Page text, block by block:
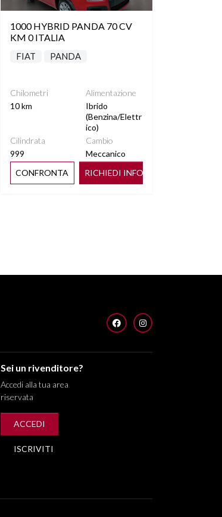
1000 HYBRID PANDA 70 CV
KM 0 ITALIA
FIAT PANDA
Chilometri
10 km
Alimentazione
Ibrido
(Benzina/Elettr
ico)
Cilindrata
999
Cambio
Meccanico
CONFRONTA
RICHIEDI INFO
FACEBOOKINSTAGRAM
Sei un rivenditore?
Accedi alla tua area
riservata
ACCEDI
ISCRIVITI